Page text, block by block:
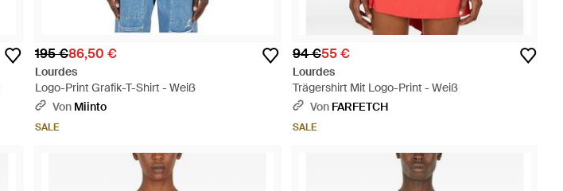
195 €86,50 €
Lourdes
Logo-Print Grafik-T-Shirt - Weiß
Von Miinto
SALE
94 €55 €
Lourdes
Trägershirt Mit Logo-Print - Weiß
Von FARFETCH
SALE